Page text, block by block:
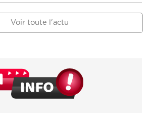
Voir toute l'actu